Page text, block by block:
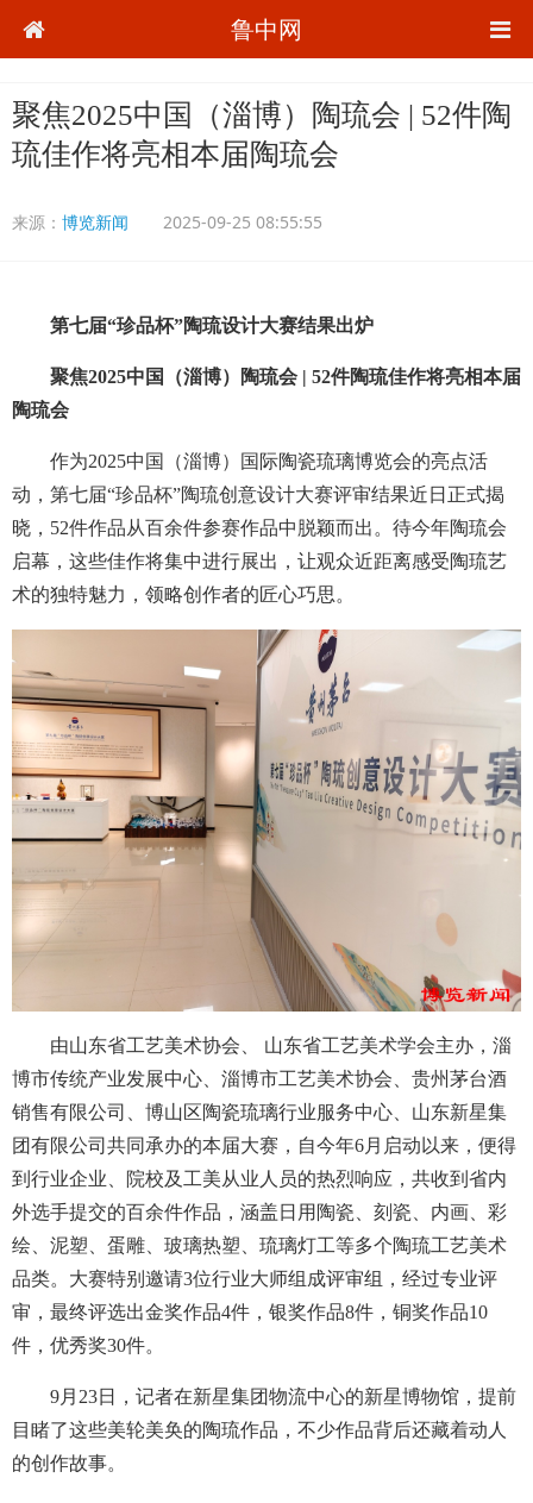
鲁中网
聚焦2025中国（淄博）陶琉会 | 52件陶
琉佳作将亮相本届陶琉会
来源： 博览新闻 2025-09-25 08:55:55
第七届“珍品杯”陶琉设计大赛结果出炉
聚焦2025中国（淄博）陶琉会 | 52件陶琉佳作将亮相本届
陶琉会
作为2025中国（淄博）国际陶瓷琉璃博览会的亮点活
动，第七届“珍品杯”陶琉创意设计大赛评审结果近日正式揭
晓，52件作品从百余件参赛作品中脱颖而出。待今年陶琉会
启幕，这些佳作将集中进行展出，让观众近距离感受陶琉艺
术的独特魅力，领略创作者的匠心巧思。
由山东省工艺美术协会、 山东省工艺美术学会主办，淄
博市传统产业发展中心、淄博市工艺美术协会、贵州茅台酒
销售有限公司、博山区陶瓷琉璃行业服务中心、山东新星集
团有限公司共同承办的本届大赛，自今年6月启动以来，便得
到行业企业、院校及工美从业人员的热烈响应，共收到省内
外选手提交的百余件作品，涵盖日用陶瓷、刻瓷、内画、彩
绘、泥塑、蛋雕、玻璃热塑、琉璃灯工等多个陶琉工艺美术
品类。大赛特别邀请3位行业大师组成评审组，经过专业评
审，最终评选出金奖作品4件，银奖作品8件，铜奖作品10
件，优秀奖30件。
9月23日，记者在新星集团物流中心的新星博物馆，提前
目睹了这些美轮美奂的陶琉作品，不少作品背后还藏着动人
的创作故事。